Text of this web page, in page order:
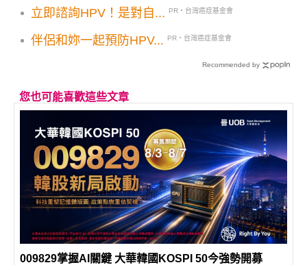
立即諮詢HPV！是對自...
PR・台灣癌症基金會
伴侶和妳一起預防HPV... PR・台灣癌症基金會
Recommended by
您也可能喜歡這些文章
009829掌握AI關鍵 大華韓國KOSPI 50今強勢開募